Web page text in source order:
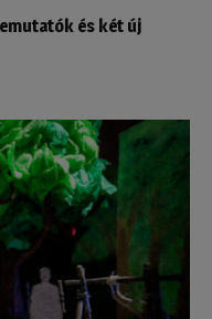
és két új